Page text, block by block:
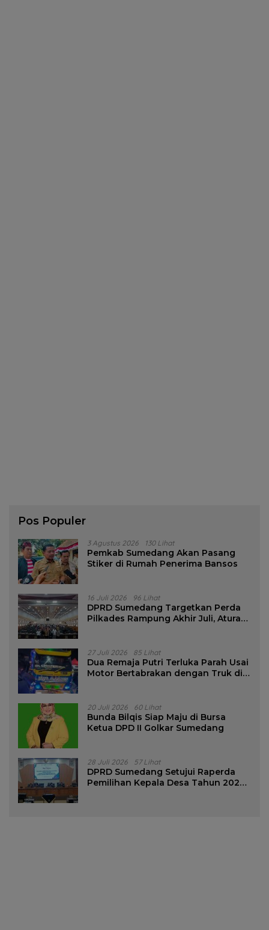
Pos Populer
3 Agustus 2026 130 Lihat
Pemkab Sumedang Akan Pasang
Stiker di Rumah Penerima Bansos
16 Juli 2026 96 Lihat
DPRD Sumedang Targetkan Perda
Pilkades Rampung Akhir Juli, Aturan
27 Juli 2026 85 Lihat
Dua Remaja Putri Terluka Parah Usai
Motor Bertabrakan dengan Truk di
20 Juli 2026 60 Lihat
Bunda Bilqis Siap Maju di Bursa
Ketua DPD II Golkar Sumedang
28 Juli 2026 57 Lihat
DPRD Sumedang Setujui Raperda
Pemilihan Kepala Desa Tahun 2026